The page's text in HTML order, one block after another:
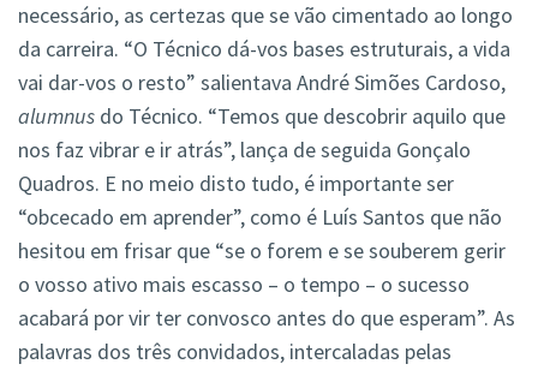
necessário, as certezas que se vão cimentado ao longo
da carreira. “O Técnico dá-vos bases estruturais, a vida
vai dar-vos o resto” salientava André Simões Cardoso,
alumnus do Técnico. “Temos que descobrir aquilo que
nos faz vibrar e ir atrás”, lança de seguida Gonçalo
Quadros. E no meio disto tudo, é importante ser
“obcecado em aprender”, como é Luís Santos que não
hesitou em frisar que “se o forem e se souberem gerir
o vosso ativo mais escasso – o tempo – o sucesso
acabará por vir ter convosco antes do que esperam”. As
palavras dos três convidados, intercaladas pelas